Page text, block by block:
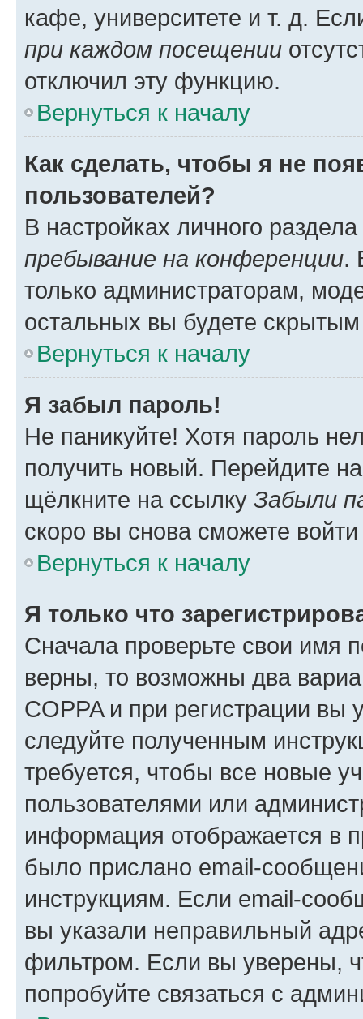
кафе, университете и т. д.
при каждом посещении
отключил эту функцию.
Вернуться к началу
Как сделать, чтобы я не
пользователей?
В настройках личного
пребывание на конференции.
только администраторам,
остальных вы будете
Вернуться к началу
Я забыл пароль!
Не паникуйте! Хотя пароль
получить новый. Перейдите
щёлкните на ссылку Забыли
скоро вы снова сможете
Вернуться к началу
Я только что
Сначала проверьте свои имя
верны, то возможны два
COPPA и при регистрации вы
следуйте полученным
требуется, чтобы все новые
пользователями или
информация отображается в
было прислано email-
инструкциям. Если email-
вы указали неправильный
фильтром. Если вы уверены,
попробуйте связаться с